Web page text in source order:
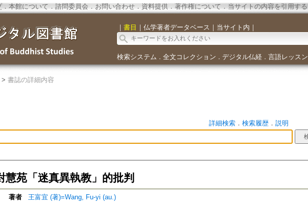
．本館について ． 諮問委員会． お問い合わせ． 資料提供． 著作権について．当サイトの内容を引用する
｜ 書目 ｜ 仏学著者データベース ｜ 当サイト内 ｜
検索システム ． 全文コレクション ． デジタル仏経． 言語レッスン
> 書誌の詳細内容
詳細検索． 検索履歴． 説明
慧苑「迷真異執教」的批判
著者
王富宜 (著)=Wang, Fu-yi (au.)